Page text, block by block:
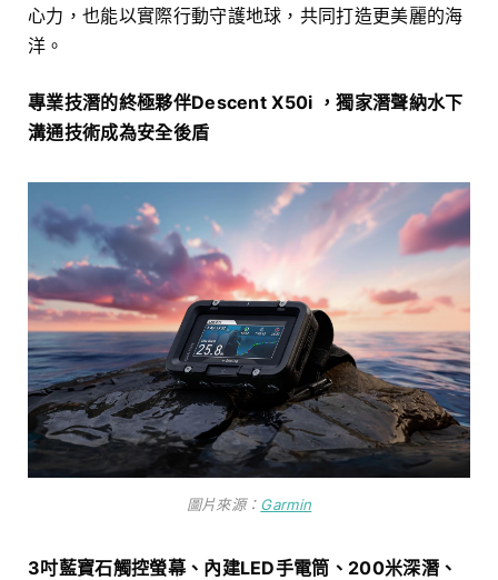
心力，也能以實際行動守護地球，共同打造更美麗的海
洋。
專業技潛的終極夥伴Descent X50i ，獨家潛聲納水下
溝通技術成為安全後盾
圖片來源： Garmin
3吋藍寶石觸控螢幕、內建LED手電筒、200米深潛、